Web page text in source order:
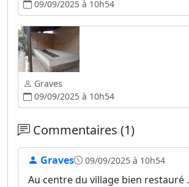
09/09/2025 à 10h54
Graves
09/09/2025 à 10h54
Commentaires (1)
Graves 09/09/2025 à 10h54
Au centre du village bien restauré .